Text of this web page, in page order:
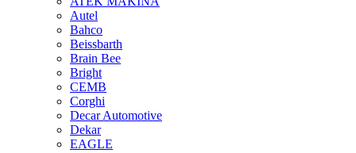
Autel
Bahco
Beissbarth
Brain Bee
Bright
CEMB
Corghi
Decar Automotive
Dekar
EAGLE